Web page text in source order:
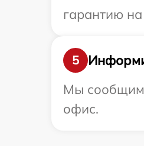
гарантию
5
Мы сообщим
офис.